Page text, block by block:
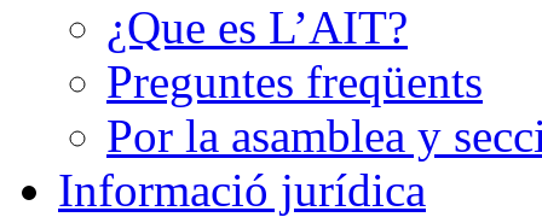
¿Que es L’AIT?
Preguntes freqüents
Por la asamblea y
Informació jurídica